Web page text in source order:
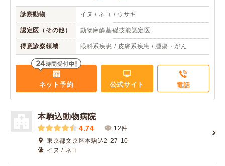
診察動物 イヌ / ネコ / ウサギ
認定医（その他） 動物麻酔基礎技能認定医
得意診察領域 眼科系疾患 / 皮膚系疾患 / 腫瘍・がん
ネット予約 公式サイト 電話
本駒込動物病院
4.74
12件
東京都文京区本駒込2-27-10
イヌ / ネコ